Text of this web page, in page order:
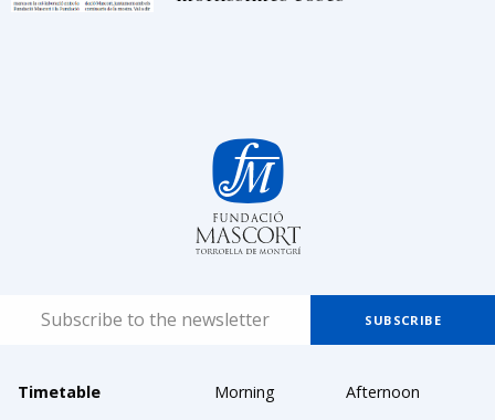
Timetable Morning
Afternoon